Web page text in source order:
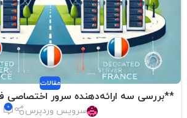
مقالات
**بررسی سه ارائه‌دهنده سرور اختصاصی
سرویس وردپرس 0